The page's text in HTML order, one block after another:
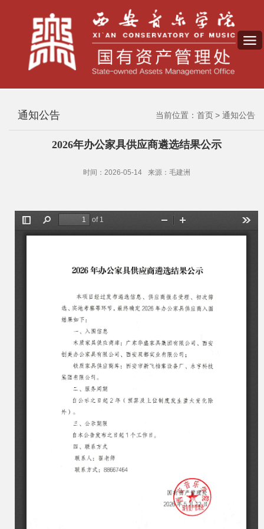
当前位置： 首页 通知公告
通知公告
2026年办公家具供应商遴选结果公示
时间：2026-05-14 来源：毛建洲